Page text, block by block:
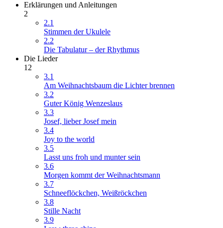
Erklärungen und Anleitungen
2
2.1
Stimmen der Ukulele
2.2
Die Tabulatur – der Rhythmus
Die Lieder
12
3.1
Am Weihnachtsbaum die Lichter brennen
3.2
Guter König Wenzeslaus
3.3
Josef, lieber Josef mein
3.4
Joy to the world
3.5
Lasst uns froh und munter sein
3.6
Morgen kommt der Weihnachtsmann
3.7
Schneeflöckchen, Weißröckchen
3.8
Stille Nacht
3.9